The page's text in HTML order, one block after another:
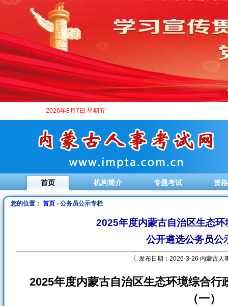
2026年8月7日 星期五
首页 机构简介 专题考试 资
您的位置： 首页- 公务员公示专栏
2025年度内蒙古自治区生态
公开遴选公务员公
〖发布日期：2026-3-26 内蒙古人
2025年度内蒙古自治区生态环境综合行
（一）